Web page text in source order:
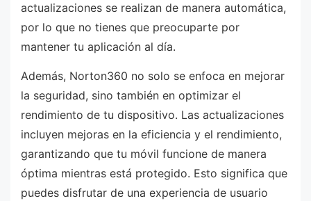
actualizaciones se realizan de manera automática,
por lo que no tienes que preocuparte por
mantener tu aplicación al día.
Además, Norton360 no solo se enfoca en mejorar
la seguridad, sino también en optimizar el
rendimiento de tu dispositivo. Las actualizaciones
incluyen mejoras en la eficiencia y el rendimiento,
garantizando que tu móvil funcione de manera
óptima mientras está protegido. Esto significa que
puedes disfrutar de una experiencia de usuario